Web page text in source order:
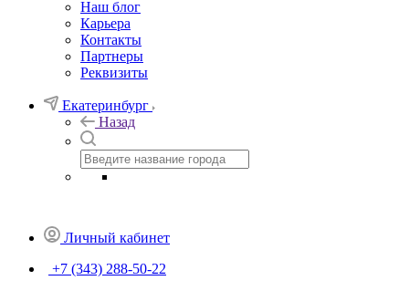
Наш блог
Карьера
Контакты
Партнеры
Реквизиты
Екатеринбург
Назад
Личный кабинет
+7 (343) 288-50-22